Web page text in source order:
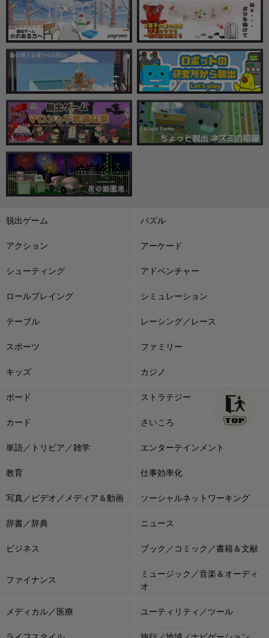
脱出ゲーム パズル
アクション アーケード
シューティング アドベンチャー
ロールプレイング シミュレーション
テーブル レーシング／レース
スポーツ ファミリー
キッズ カジノ
ボード ストラテジー
カード さいころ
単語／トリビア／雑学 エンターテインメント
教育 仕事効率化
写真／ビデオ／メディア＆動画 ソーシャルネットワーキング
辞書／辞典 ニュース
ビジネス ブック／コミック／書籍＆文献
ファイナンス
ミュージック／音楽＆オーディ
オ
メディカル／医療 ユーティリティ／ツール